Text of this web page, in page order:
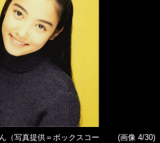
（写真提供＝ボックスコー
(画像 4/30)